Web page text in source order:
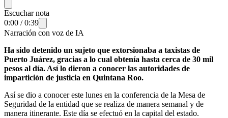
Escuchar nota
0:00 /0:39
Narración con voz de IA
Ha sido detenido un sujeto que extorsionaba a taxistas de
Puerto Juárez, gracias a lo cual obtenía hasta cerca de 30 mil
pesos al día. Así lo dieron a conocer las autoridades de
impartición de justicia en Quintana Roo.
Así se dio a conocer este lunes en la conferencia de la Mesa de
Seguridad de la entidad que se realiza de manera semanal y de
manera itinerante. Este día se efectuó en la capital del estado.